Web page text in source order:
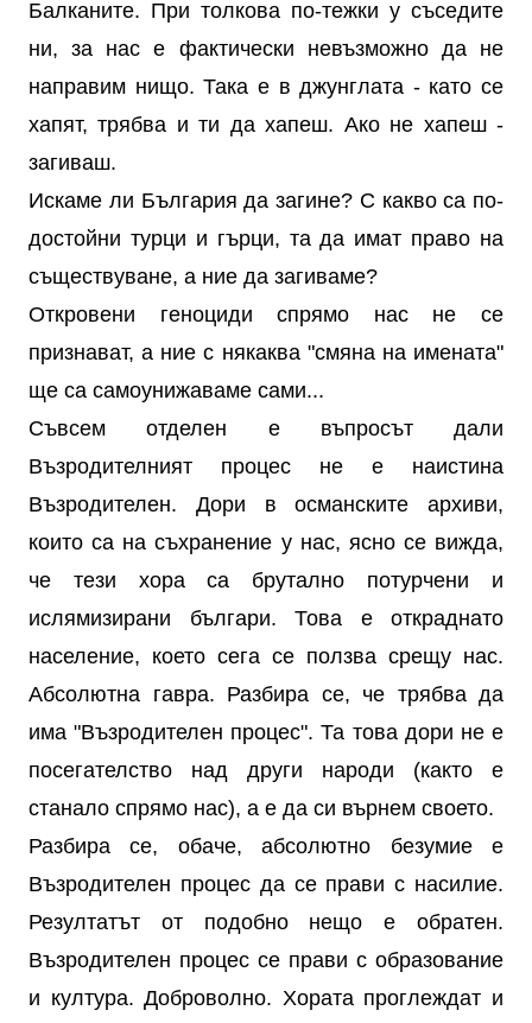
Балканите. При толкова по-тежки у съседите
ни, за нас е фактически невъзможно да не
направим нищо. Така е в джунглата - като се
хапят, трябва и ти да хапеш. Ако не хапеш -
загиваш.
Искаме ли България да загине? С какво са по-
достойни турци и гърци, та да имат право на
съществуване, а ние да загиваме?
Откровени геноциди спрямо нас не се
признават, а ние с някаква "смяна на имената"
ще са самоунижаваме сами...
Съвсем отделен е въпросът дали
Възродителният процес не е наистина
Възродителен. Дори в османските архиви,
които са на съхранение у нас, ясно се вижда,
че тези хора са брутално потурчени и
ислямизирани българи. Това е откраднато
население, което сега се ползва срещу нас.
Абсолютна гавра. Разбира се, че трябва да
има "Възродителен процес". Та това дори не е
посегателство над други народи (както е
станало спрямо нас), а е да си върнем своето.
Разбира се, обаче, абсолютно безумие е
Възродителен процес да се прави с насилие.
Резултатът от подобно нещо е обратен.
Възродителен процес се прави с образование
и култура. Доброволно. Хората проглеждат и